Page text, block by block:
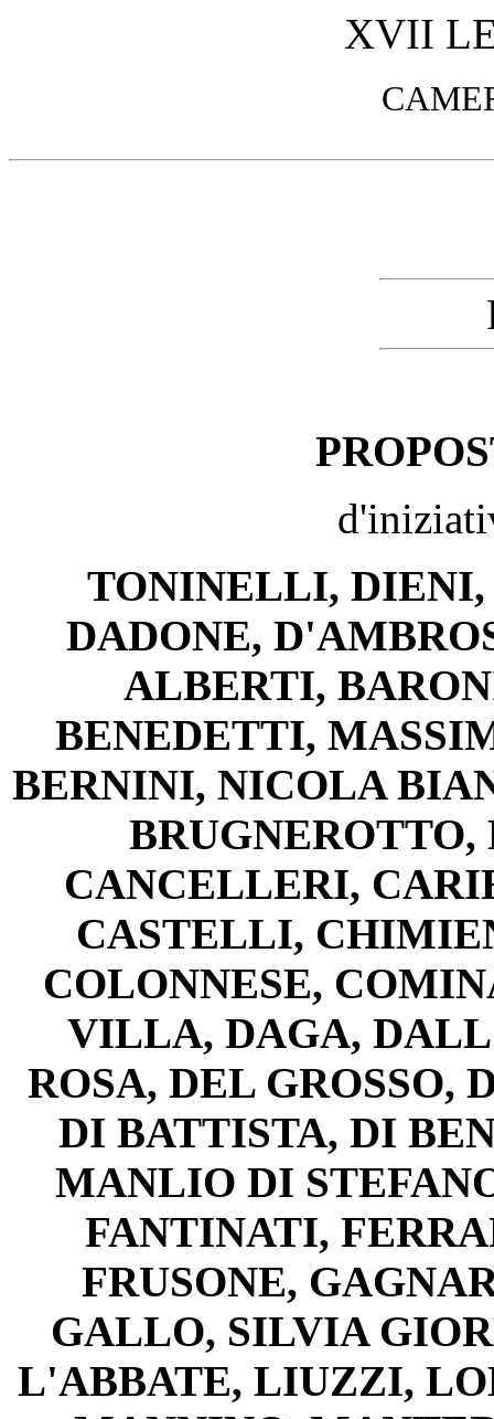
XVII
TONINELLI, DIENI,
DADONE,
ALBERTI,
BENEDETTI,
BERNINI, NICOLA
BRUGNEROTTO,
CANCELLERI,
CASTELLI,
COLONNESE,
VILLA, DAGA,
ROSA, DEL GROSSO,
DI BATTISTA, DI
MANLIO DI
FANTINATI,
FRUSONE,
GALLO, SILVIA
L'ABBATE, LIUZZI,